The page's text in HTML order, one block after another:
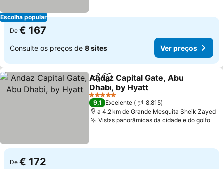
Escolha popular
De € 167
Consulte os preços de 8 sites Ver preços
PartilharAdicionar aos favoritos
Andaz Capital Gate, Abu
Dhabi, by Hyatt
Ver preços
5 Estrelas
9,1 Excelente
8.815
a 4.2 km de Grande Mesquita Sheik Zayed
Vistas panorâmicas da cidade e do golfo
De € 172